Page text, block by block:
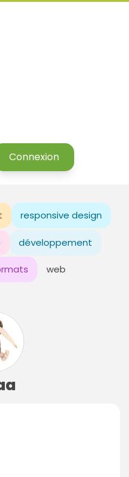
Connexion
responsive design
développement
web